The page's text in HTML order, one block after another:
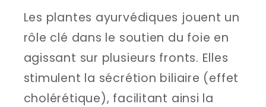
Les plantes ayurvédiques jouent un
rôle clé dans le soutien du foie en
agissant sur plusieurs fronts. Elles
stimulent la sécrétion biliaire (effet
cholérétique), facilitant ainsi la